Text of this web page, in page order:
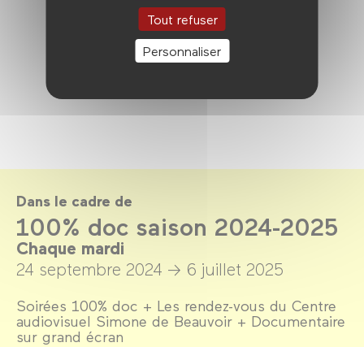
Tout refuser
Personnaliser
Dans le cadre de
100% doc saison 2024-2025
Chaque mardi
24 septembre 2024 → 6 juillet 2025
Soirées 100% doc + Les rendez-vous du Centre
audiovisuel Simone de Beauvoir + Documentaire
sur grand écran